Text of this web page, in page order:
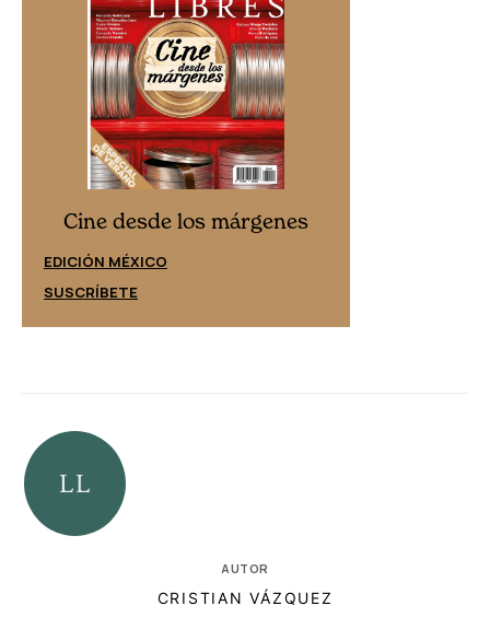
Cine desde los márgenes
EDICIÓN MÉXICO
SUSCRÍBETE
AUTOR
CRISTIAN VÁZQUEZ